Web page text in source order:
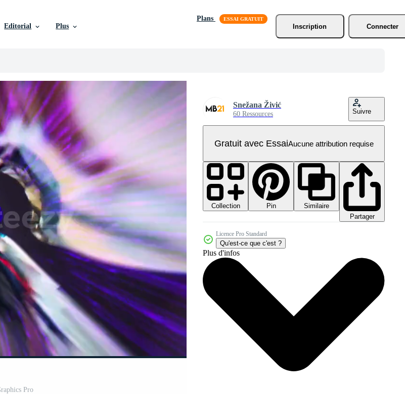
Editorial Plus
Plans
Inscription
Connecter
Pro
Snežana Živić
60 Ressources Suivre
Gratuit avec EssaiAucune attribution requise
Collection Pin
Similaire
Partager
Licence Pro Standard
Qu'est-ce que c'est ?
Plus d'infos